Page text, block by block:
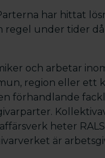
har hittat
regel under tider
och arbetar
region eller ett
förhandlande
heter
är